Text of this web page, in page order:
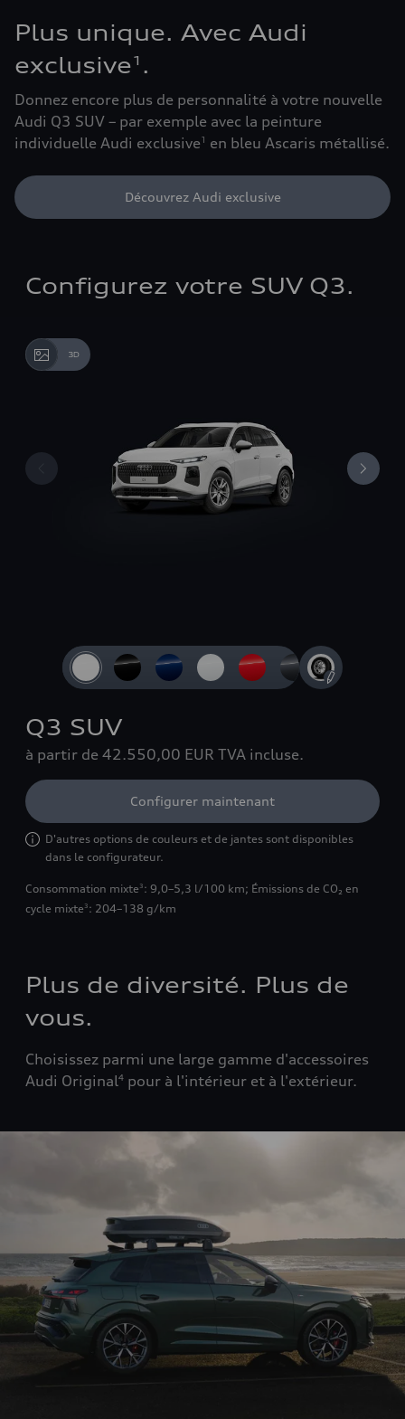
Plus unique. Avec Audi
exclusive1 .
Donnez encore plus de personnalité à votre nouvelle
Audi Q3 SUV – par exemple avec la peinture
individuelle Audi exclusive1 en bleu Ascaris métallisé.
Découvrez Audi exclusive
Configurez votre SUV Q3.
Q3 SUV
à partir de 42.550,00 EUR TVA incluse.
Configurer maintenant
D'autres options de couleurs et de jantes sont disponibles
dans le configurateur.
Consommation mixte 3 : 9,0–5,3 l/100 km; Émissions de CO₂ en
cycle mixte 3 : 204–138 g/km
Plus de diversité. Plus de
vous.
Choisissez parmi une large gamme d'accessoires
Audi Original4 pour à l'intérieur et à l'extérieur.